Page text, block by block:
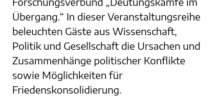
Übergang.“ In dieser Veranstaltungsreihe
beleuchten Gäste aus Wissenschaft,
Politik und Gesellschaft die Ursachen und
Zusammenhänge politischer Konflikte
sowie Möglichkeiten für
Friedenskonsolidierung.